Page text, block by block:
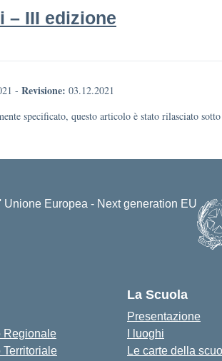
– III edizione
- Revisione: 03.12.2021
specificato, questo articolo è stato rilasciato
Regionale
La Scuola
Presentazione
I luoghi
Le carte della